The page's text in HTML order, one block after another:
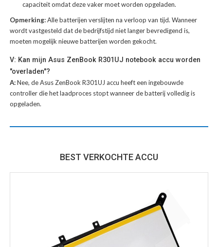
capaciteit omdat deze vaker moet worden opgeladen.
Opmerking:Alle batterijen verslijten na verloop van tijd. Wanneer
wordt vastgesteld dat de bedrijfstijd niet langer bevredigend is,
moeten mogelijk nieuwe batterijen worden gekocht.
V: Kan mijn Asus ZenBook R301UJ notebook accu worden
"overladen"?
A:Nee, de Asus ZenBook R301UJ accu heeft een ingebouwde
controller die het laadproces stopt wanneer de batterij volledig is
opgeladen.
BEST VERKOCHTE ACCU